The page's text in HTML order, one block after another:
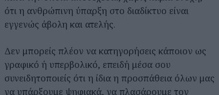
ότι η ανθρώπινη ύπαρξη στο διαδίκτυο είναι
εγγενώς άβολη και ατελής.
Δεν μπορείς πλέον να κατηγορήσεις κάποιον ως
γραφικό ή υπερβολικό, επειδή μέσα σου
συνειδητοποιείς ότι η ίδια η προσπάθεια όλων μας
να υπάρξουμε ψηφιακά, να πλασάρουμε τον